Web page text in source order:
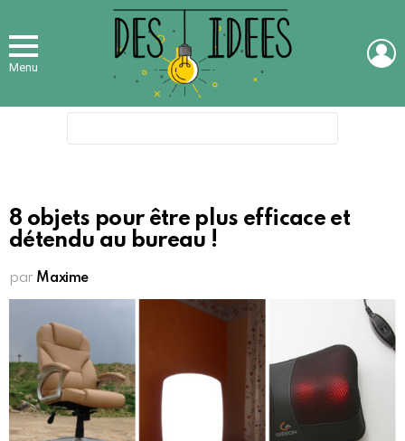
Menu
8 objets pour être plus efficace et
détendu au bureau !
par Maxime